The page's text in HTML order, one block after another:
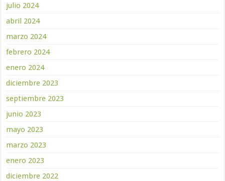
julio 2024
abril 2024
marzo 2024
febrero 2024
enero 2024
diciembre 2023
septiembre 2023
junio 2023
mayo 2023
marzo 2023
enero 2023
diciembre 2022